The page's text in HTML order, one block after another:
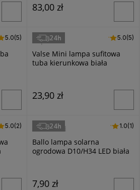
83,00 zł
5.0 (5)
5.0(5)
Superled
Valse Mini lampa sufitowa
tuba kierunkowa biała
5.0 (5)
5.0(5)
23,90 zł
24h
5.0 (2)
5.0(2)
Masterled
Ballo lampa solarna
ogrodowa D10/H34 LED biała
1.0 (1)
1.0(1)
7,90 zł
24h